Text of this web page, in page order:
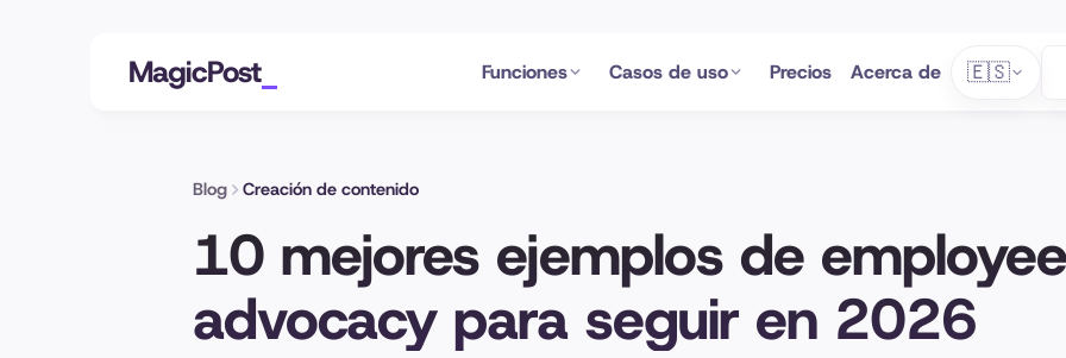
MagicPost Funciones Casos de uso Precios Acerca de 🇪🇸
Blog Creación de contenido
10 mejores ejemplos de
advocacy para seguir en 2026